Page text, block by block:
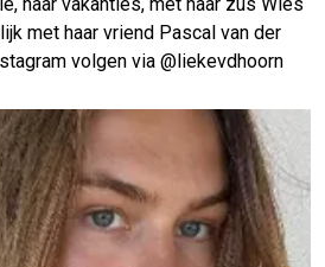
met haar vriend Pascal van der
volgen via @liekevdhoorn